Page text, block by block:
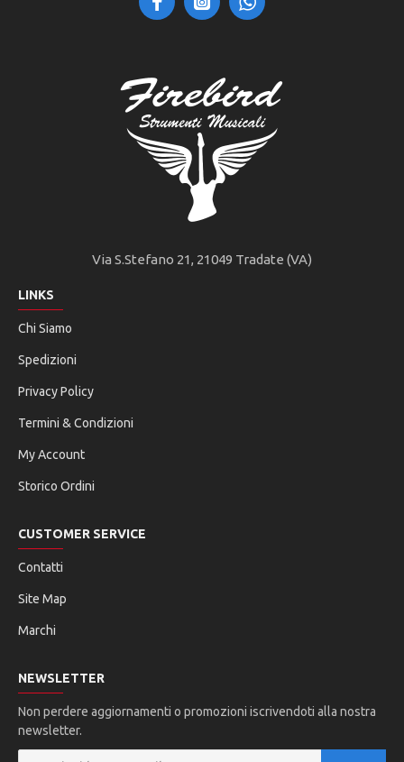
Via S.Stefano 21, 21049 Tradate (VA)
LINKS
Chi Siamo
Spedizioni
Privacy Policy
Termini & Condizioni
My Account
Storico Ordini
CUSTOMER SERVICE
Contatti
Site Map
Marchi
NEWSLETTER
Non perdere aggiornamenti o promozioni iscrivendoti alla nostra
newsletter.